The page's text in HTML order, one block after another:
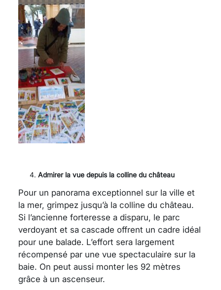
Admirer la vue depuis la colline du château
Pour un panorama exceptionnel sur la ville et
la mer, grimpez jusqu’à la colline du château.
Si l’ancienne forteresse a disparu, le parc
verdoyant et sa cascade offrent un cadre idéal
pour une balade. L’effort sera largement
récompensé par une vue spectaculaire sur la
baie. On peut aussi monter les 92 mètres
grâce à un ascenseur.